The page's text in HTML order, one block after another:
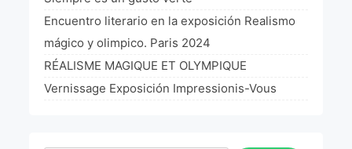
La Fórmula Científica Del Arte
Manifiesto Ecoarte
Association Paris
Encuentro literario en la exposición Realismo
mágico y olimpico. Paris 2024
RÉALISME MAGIQUE ET OLYMPIQUE
Vernissage Exposición Impressionis-Vous